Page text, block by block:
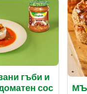
гъби и
сос